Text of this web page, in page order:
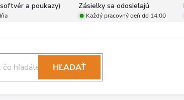
a poukazy) Zásielky sa odosielajú
Každý pracovný deň do 14:00
HĽADAŤ